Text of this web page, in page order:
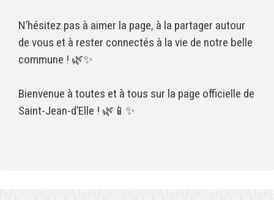
N’hésitez pas à aimer la page, à la partager autour
de vous et à rester connectés à la vie de notre belle
commune ! 🌿✨
Bienvenue à toutes et à tous sur la page officielle de
Saint-Jean-d’Elle ! 🌿📱✨